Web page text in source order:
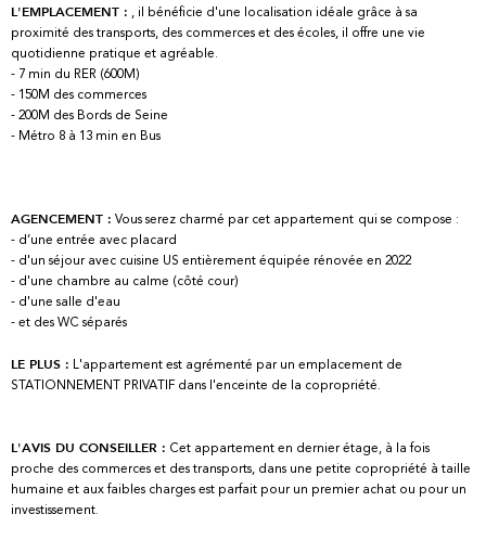
L'EMPLACEMENT : , il bénéficie d'une localisation idéale grâce à sa
proximité des transports, des commerces et des écoles, il offre une vie
quotidienne pratique et agréable.
- 7 min du RER (600M)
- 150M des commerces
- 200M des Bords de Seine
- Métro 8 à 13 min en Bus
AGENCEMENT : Vous serez charmé par cet appartement qui se compose :
- d’une entrée avec placard
- d'un séjour avec cuisine US entièrement équipée rénovée en 2022
- d'une chambre au calme (côté cour)
- d'une salle d'eau
- et des WC séparés
LE PLUS : L'appartement est agrémenté par un emplacement de
STATIONNEMENT PRIVATIF dans l'enceinte de la copropriété.
L'AVIS DU CONSEILLER : Cet appartement en dernier étage, à la fois
proche des commerces et des transports, dans une petite copropriété à taille
humaine et aux faibles charges est parfait pour un premier achat ou pour un
investissement.